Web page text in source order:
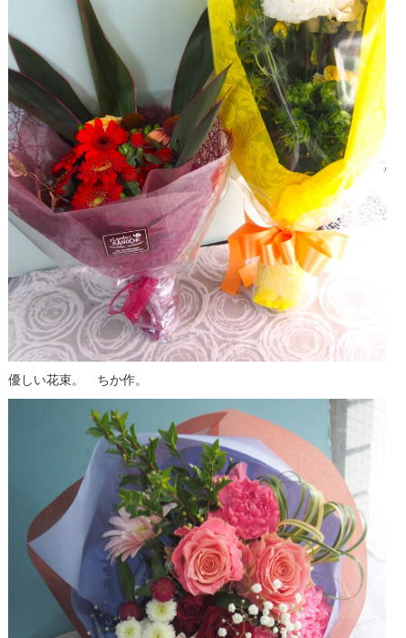
優しい花束。 ちか作。